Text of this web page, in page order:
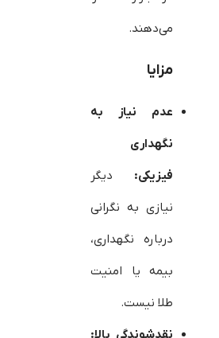
می‌دهند.
مزایا
عدم نیاز به
نگهداری
فیزیکی: دیگر
نیازی به نگرانی
درباره نگهداری،
بیمه یا امنیت
طلا نیست.
نقدشوندگی بالا: